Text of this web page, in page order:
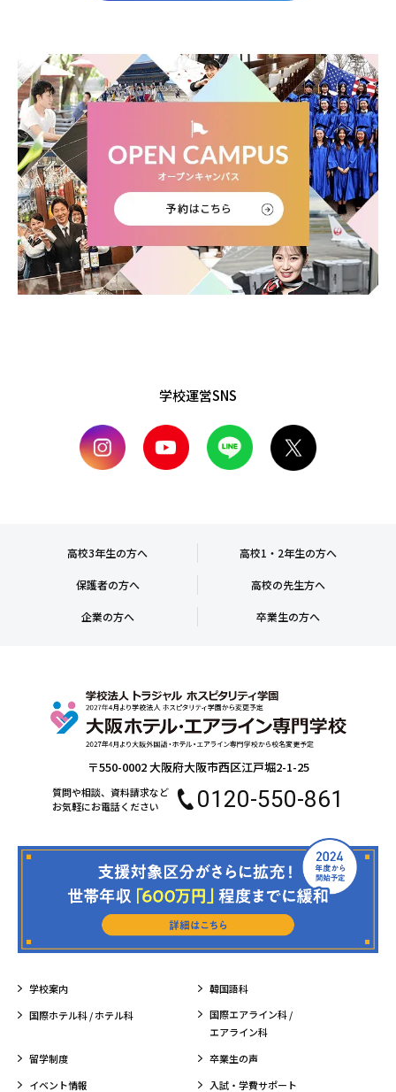
学校運営SNS
高校3年生の方へ 高校1・2年生の方へ
保護者の方へ 高校の先生方へ
企業の方へ 卒業生の方へ
〒550-0002 大阪府大阪市西区江戸堀2-1-25
質問や相談、資料請求など
お気軽にお電話ください
0120-550-861
学校案内
韓国語科
国際ホテル科 / ホテル科
国際エアライン科 /
エアライン科
留学制度
卒業生の声
イベント情報
入試・学費サポート